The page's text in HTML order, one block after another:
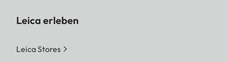
Leica erleben
Leica Stores